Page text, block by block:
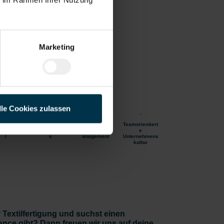
Marketing
Cookies zulassen
ins
l
Unbefristetes
s
Betriebliches
Gesundheitsm
anagement
Teamorientiert
e
Unternehmens
kultur
und suchst einen